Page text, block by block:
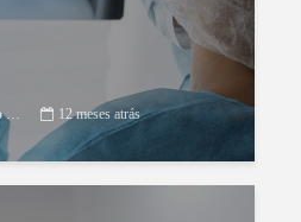
Hélio Moscardin Victório Netto 12 meses atrás